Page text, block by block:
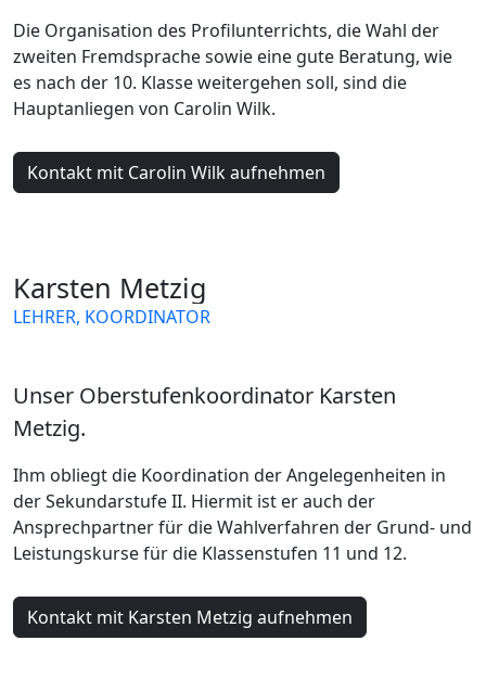
Die Organisation des Profilunterrichts, die Wahl der
zweiten Fremdsprache sowie eine gute Beratung, wie
es nach der 10. Klasse weitergehen soll, sind die
Hauptanliegen von Carolin Wilk.
Kontakt mit Carolin Wilk aufnehmen
Karsten Metzig
LEHRER, KOORDINATOR
Unser Oberstufenkoordinator Karsten
Metzig.
Ihm obliegt die Koordination der Angelegenheiten in
der Sekundarstufe II. Hiermit ist er auch der
Ansprechpartner für die Wahlverfahren der Grund- und
Leistungskurse für die Klassenstufen 11 und 12.
Kontakt mit Karsten Metzig aufnehmen